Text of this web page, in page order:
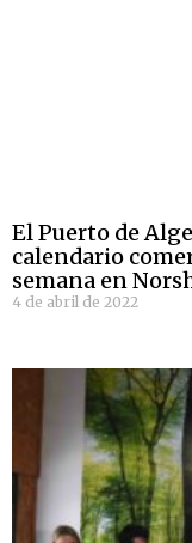
El Puerto de
calendario
semana en
4 de abril de 2022